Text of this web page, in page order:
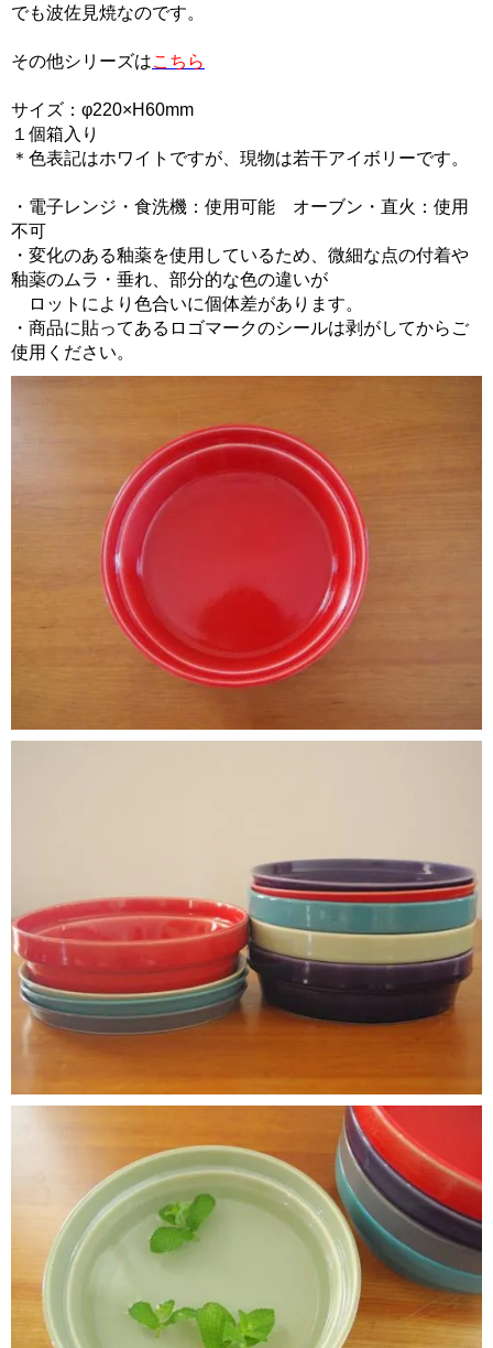
でも波佐見焼なのです。
その他シリーズはこちら
サイズ：φ220×H60mm
１個箱入り
＊色表記はホワイトですが、現物は若干アイボリーです。
・電子レンジ・食洗機：使用可能 オーブン・直火：使用
不可
・変化のある釉薬を使用しているため、微細な点の付着や
釉薬のムラ・垂れ、部分的な色の違いが
ロットにより色合いに個体差があります。
・商品に貼ってあるロゴマークのシールは剥がしてからご
使用ください。